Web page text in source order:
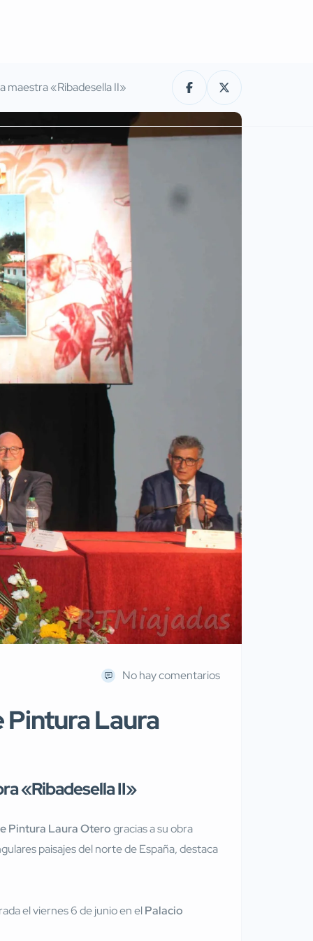
maestra «Ribadesella II»
No hay comentarios
Pintura Laura
«Ribadesella II»
Pintura Laura Oterogracias a su obra
paisajes del norte de España, destaca
el viernes 6 de junio en elPalacio